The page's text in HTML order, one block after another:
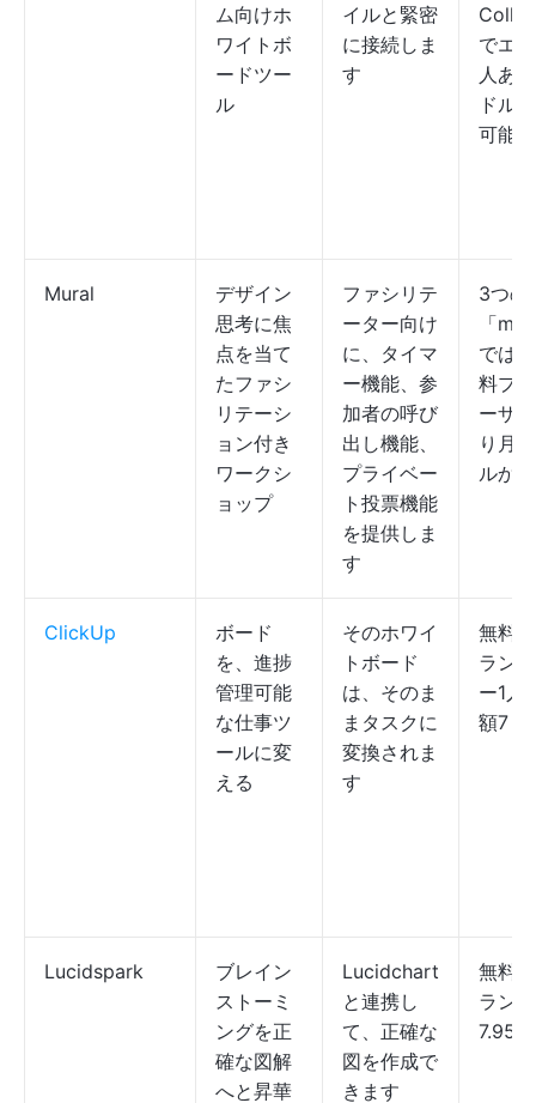
ム向けホ
ワイトボ
ードツー
ル
イルと緊密
に接続しま
す
でエ
人あ
ドル
可能
Mural
デザイン
思考に焦
点を当て
たファシ
リテーシ
ョン付き
ワークシ
ョップ
ファシリテ
ーター向け
に、タイマ
ー機能、参
加者の呼び
出し機能、
プライベー
ト投票機能
を提供しま
す
3つの
「
では
料プ
ーザ
り月
ルか
ClickUp
ボード
を、進捗
管理可能
な仕事ツ
ールに変
える
そのホワイ
トボード
は、そのま
まタスクに
変換されま
す
無料
ラン
ー1人
額7ド
Lucidspark
ブレイン
ストーミ
ングを正
確な図解
へと昇華
Lucidchart
と連携し
て、正確な
図を作成で
きます
無料
ラン
7.95